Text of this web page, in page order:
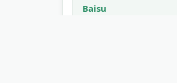
Baisu